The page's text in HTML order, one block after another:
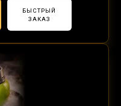
БЫСТРЫЙ
ЗАКАЗ